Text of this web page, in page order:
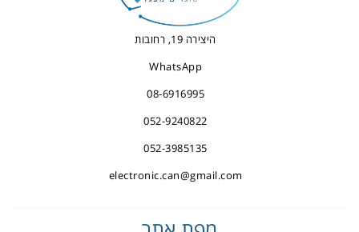
היצירה 19, רחובות
WhatsApp
08-6916995
052-9240822
052-3985135
electronic.can@gmail.com